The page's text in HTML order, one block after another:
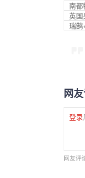
南都
英国
瑞鹄
网
登录
网友评